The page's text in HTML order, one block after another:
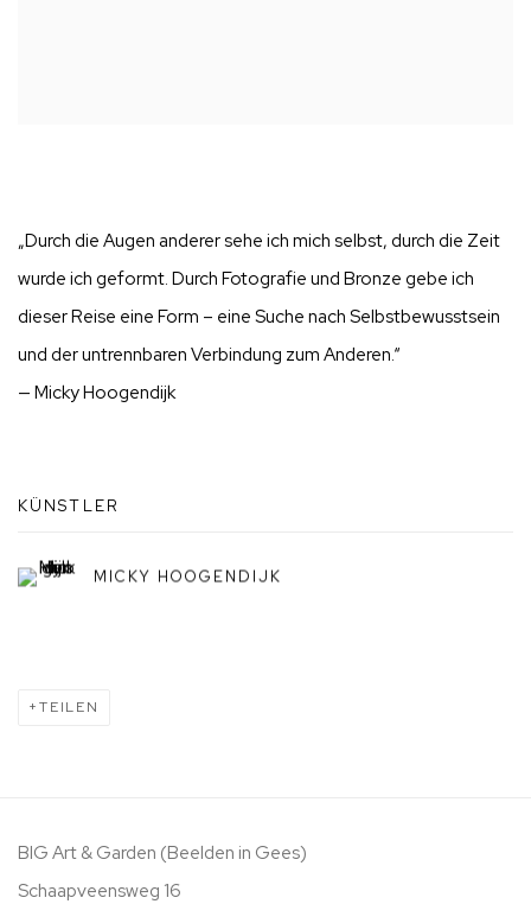
„Durch die Augen anderer sehe ich mich selbst, durch die Zeit
wurde ich geformt. Durch Fotografie und Bronze gebe ich
dieser Reise eine Form – eine Suche nach Selbstbewusstsein
und der untrennbaren Verbindung zum Anderen.“
— Micky Hoogendijk
KÜNSTLER
MICKY HOOGENDIJK
TEILEN
BIG Art & Garden (Beelden in Gees)
Schaapveensweg 16